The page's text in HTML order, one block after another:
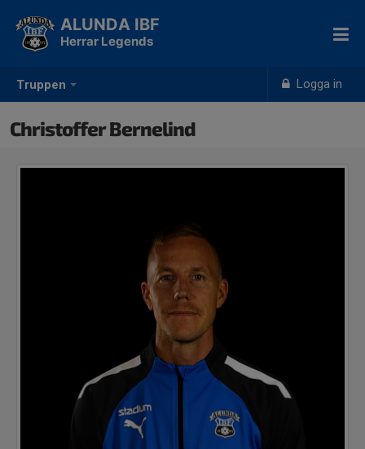
Truppen Logga in
ALUNDA IBF
Herrar Legends
Christoffer Bernelind